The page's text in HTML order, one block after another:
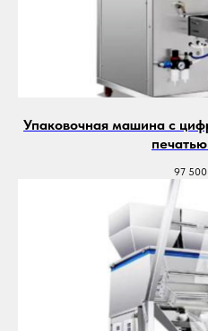
Упаковочная машина с
97 500